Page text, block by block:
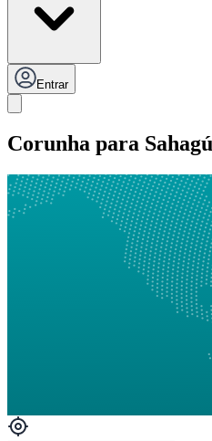
Entrar
Corunha para